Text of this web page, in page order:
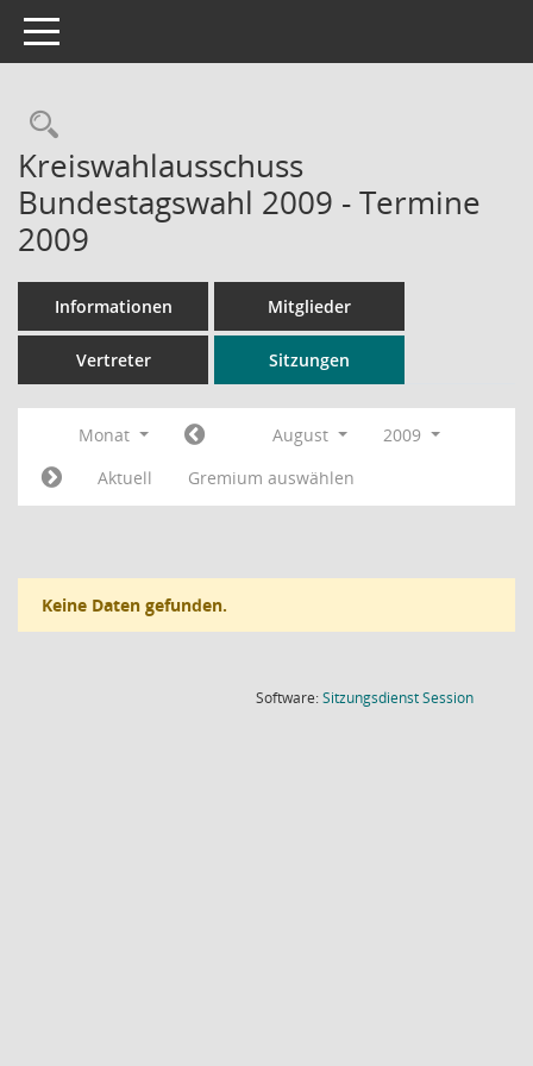
Toggle navigation
Rechercheauswahl
Kreiswahlausschuss
Bundestagswahl 2009 - Termine
2009
Informationen Mitglieder
Vertreter Sitzungen
Monat August
2009
Aktuell
Gremium auswählen
Keine Daten gefunden.
Software:SitzungsdienstSession(Wird in